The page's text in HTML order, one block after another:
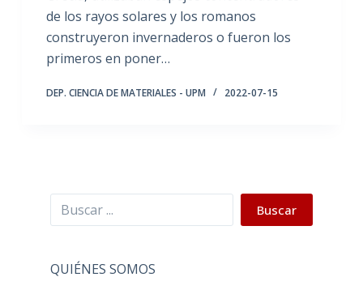
de los rayos solares y los romanos
construyeron invernaderos o fueron los
primeros en poner…
DEP. CIENCIA DE MATERIALES - UPM 2022-07-15
Buscar Buscar
QUIÉNES SOMOS